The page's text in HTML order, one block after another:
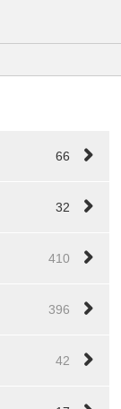
66
32
410
396
42